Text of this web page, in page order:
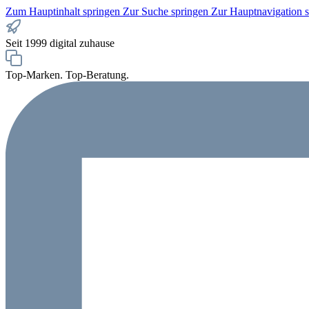
Zum Hauptinhalt springen Zur Suche springen Zur Hauptnavigation
Seit 1999 digital zuhause
Top-Marken. Top-Beratung.